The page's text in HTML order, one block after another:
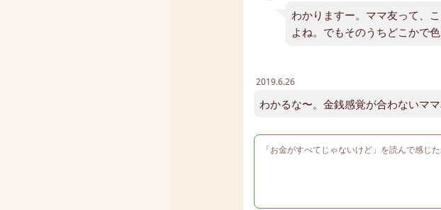
わかりますー。ママ友って、
よね。でもそのうちどこかで
2019.6.26
わかるな〜。金銭感覚が合わないマ